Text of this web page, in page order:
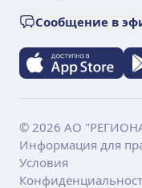
Сообщение в
© 2026 АО
Информация для
Условия